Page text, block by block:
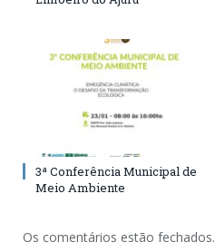
3ª Conferência Municipal de
Meio Ambiente
Os comentários estão fechados.